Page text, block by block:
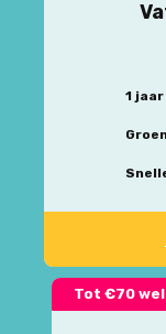
1
Tot €70